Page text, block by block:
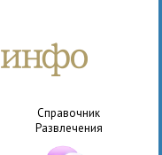
Справочник
Развлечения